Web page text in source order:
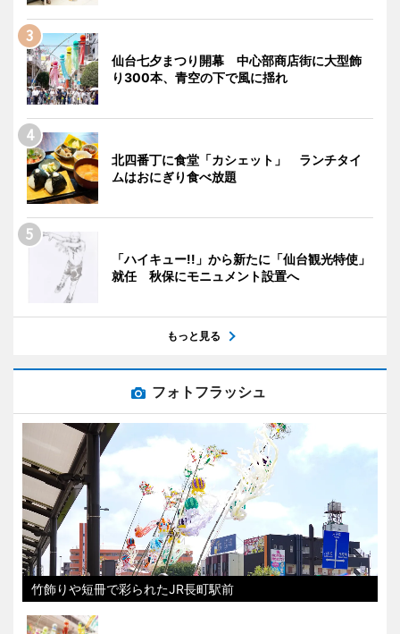
仙台七夕まつり開幕 中心部商店街に大型飾
り300本、青空の下で風に揺れ
北四番丁に食堂「カシェット」 ランチタイ
ムはおにぎり食べ放題
「ハイキュー!!」から新たに「仙台観光特使」
就任 秋保にモニュメント設置へ
もっと見る
フォトフラッシュ
竹飾りや短冊で彩られたJR長町駅前